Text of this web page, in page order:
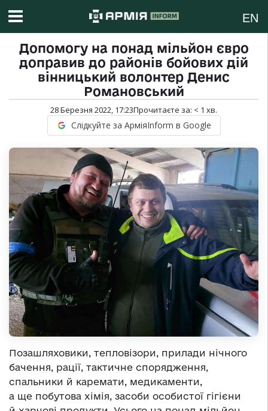
EN
Допомогу на понад мільйон євро
доправив до районів бойових дій
вінницький волонтер Денис
Романовський
28 Березня 2022, 17:23Прочитаєте за: < 1 хв.
Слідкуйте за АрміяInform в Google
Позашляховики, тепловізори, прилади нічного
бачення, рації, тактичне спорядження,
спальники й каремати, медикаменти,
а ще побутова хімія, засоби особистої гігієни